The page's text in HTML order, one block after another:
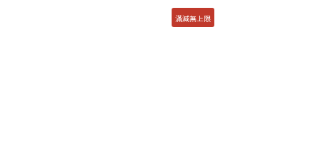
滿減無上限